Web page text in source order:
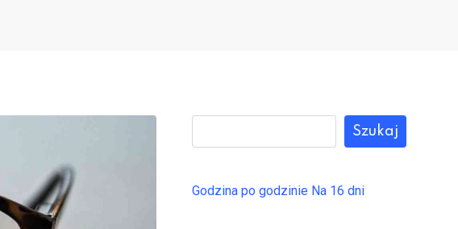
Szukaj
Godzina po godzinie Na 16 dni